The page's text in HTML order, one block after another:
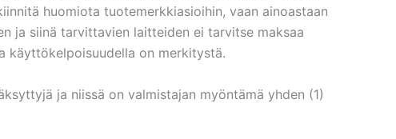
huomiota tuotemerkkiasioihin, vaan ainoastaan
ja siinä tarvittavien laitteiden ei tarvitse maksaa
käyttökelpoisuudella on merkitystä.
ja niissä on valmistajan myöntämä yhden (1)